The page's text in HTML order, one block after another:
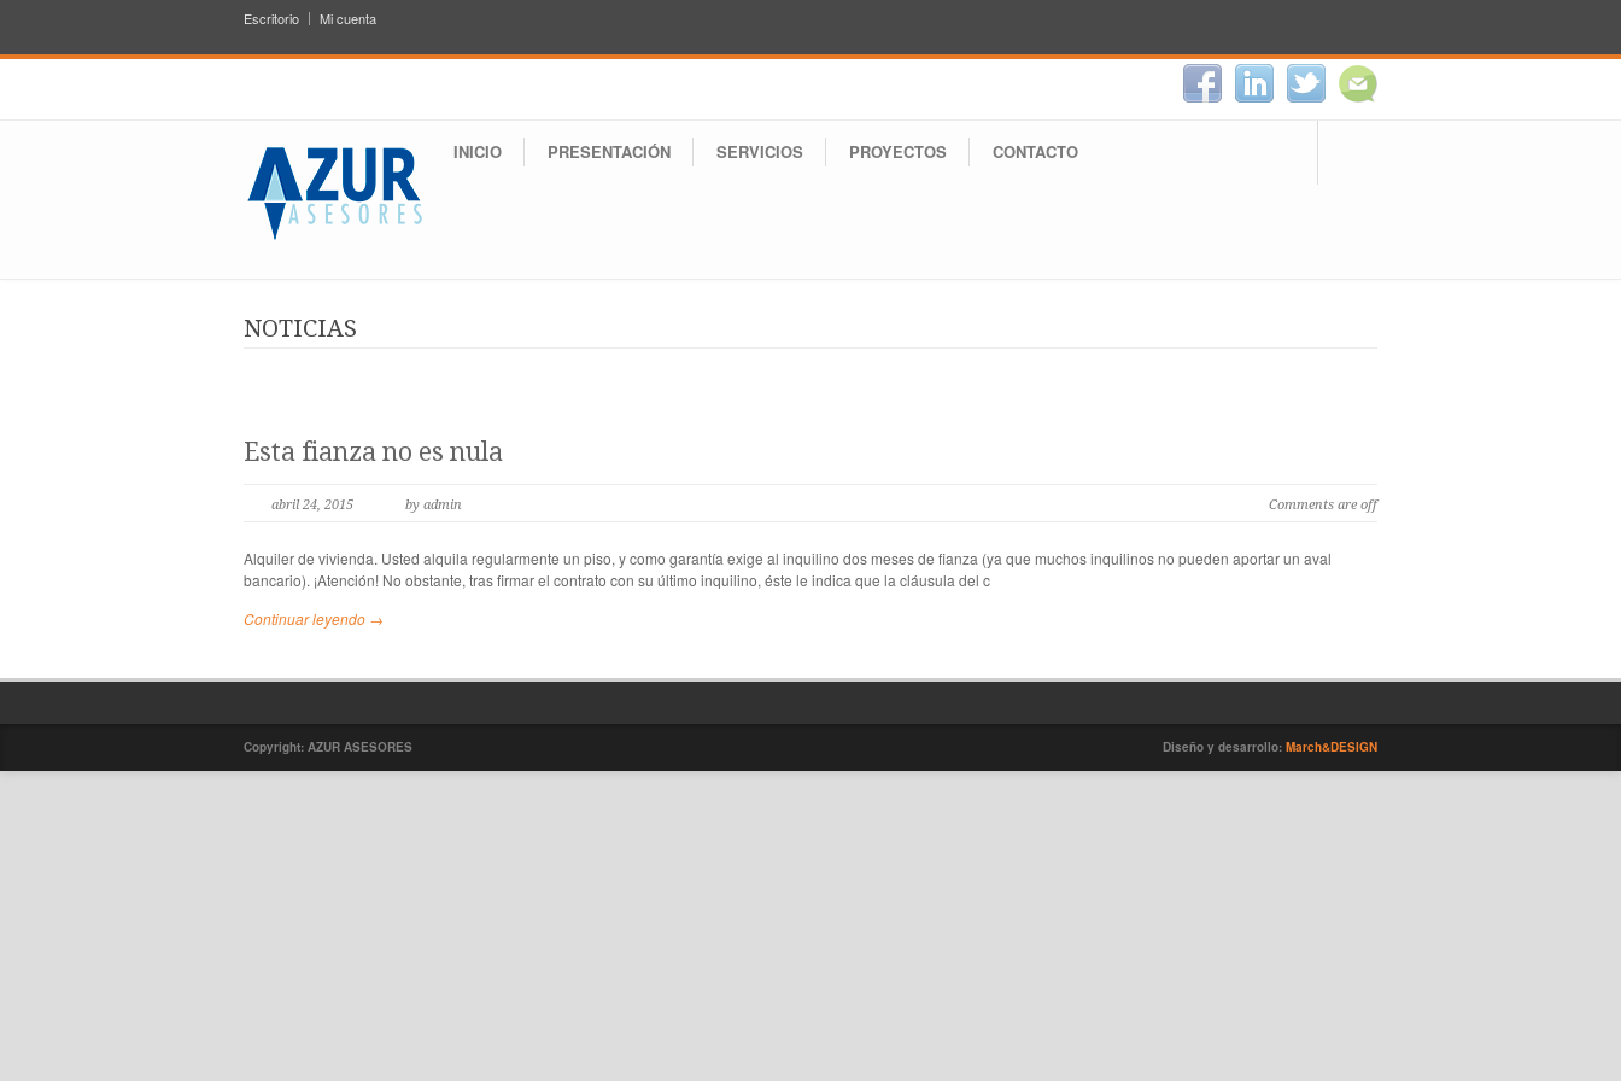
Escritorio Mi cuenta
INICIO PRESENTACIÓN SERVICIOS PROYECTOS CONTACTO
NOTICIAS
Esta fianza no es nula
abril 24, 2015 by admin Comments are off
Alquiler de vivienda. Usted alquila regularmente un piso, y como garantía exige al inquilino dos meses de fianza (ya que muchos inquilinos no pueden aportar un aval
bancario). ¡Atención! No obstante, tras firmar el contrato con su último inquilino, éste le indica que la cláusula del c
Continuar leyendo →
Copyright: AZUR ASESORES Diseño y desarrollo: March&DESIGN